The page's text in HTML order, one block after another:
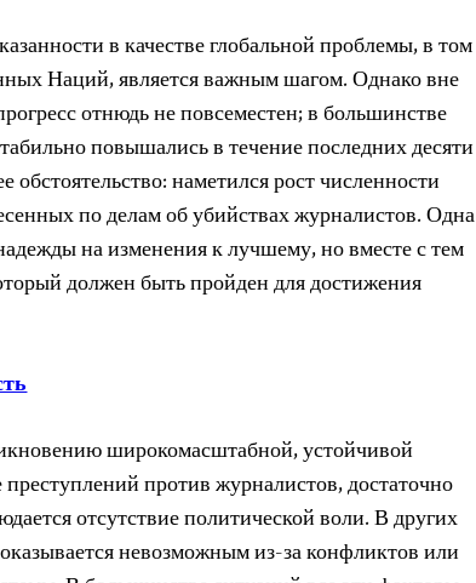
в качестве глобальной проблемы, в том
Наций, является важным шагом. Однако вне
отнюдь не повсеместен; в большинстве
повышались в течение последних десяти
наметился рост численности
по делам об убийствах журналистов. Одна
на изменения к лучшему, но вместе с тем
должен быть пройден для достижения
широкомасштабной, устойчивой
против журналистов, достаточно
отсутствие политической воли. В других
невозможным из-за конфликтов или